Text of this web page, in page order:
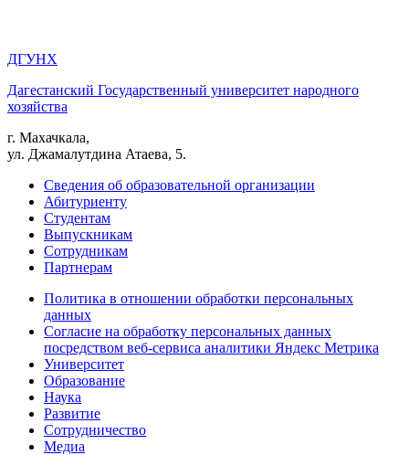
ДГУНХ
Дагестанский Государственный университет народного
хозяйства
г. Махачкала,
ул. Джамалутдина Атаева, 5.
Сведения об образовательной организации
Абитуриенту
Студентам
Выпускникам
Сотрудникам
Партнерам
Политика в отношении обработки персональных
данных
Согласие на обработку персональных данных
посредством веб-сервиса аналитики Яндекс Метрика
Университет
Образование
Наука
Развитие
Сотрудничество
Медиа